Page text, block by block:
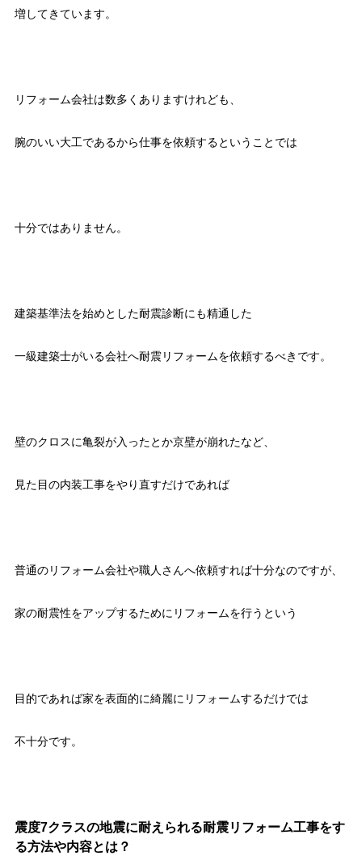
増してきています。
リフォーム会社は数多くありますけれども、
腕のいい大工であるから仕事を依頼するということでは
十分ではありません。
建築基準法を始めとした耐震診断にも精通した
一級建築士がいる会社へ耐震リフォームを依頼するべきです。
壁のクロスに亀裂が入ったとか京壁が崩れたなど、
見た目の内装工事をやり直すだけであれば
普通のリフォーム会社や職人さんへ依頼すれば十分なのですが、
家の耐震性をアップするためにリフォームを行うという
目的であれば家を表面的に綺麗にリフォームするだけでは
不十分です。
震度7クラスの地震に耐えられる耐震リフォーム工事をす
る方法や内容とは？